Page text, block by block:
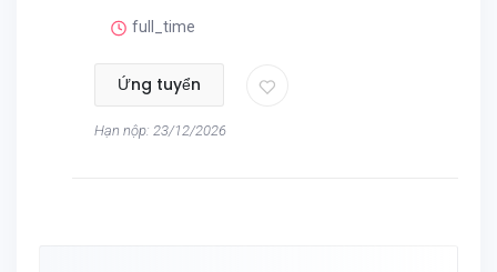
full_time
Ứng tuyển
Hạn nộp: 23/12/2026